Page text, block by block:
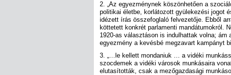
2. „Az egyezménynek köszönhetően a
politikai életbe, korlátozott gyülekezési jogot
idézett írás összefoglaló felvezetője. Ebből
köttetett konkrét parlamenti mandátumokról.
1920-as választáson is indulhattak volna;
egyezmény a kevésbé megzavart kampányt
3. „…le kellett mondaniuk … a vidéki
szocdemek a vidéki városok munkásaira
elutasították, csak a mezőgazdasági